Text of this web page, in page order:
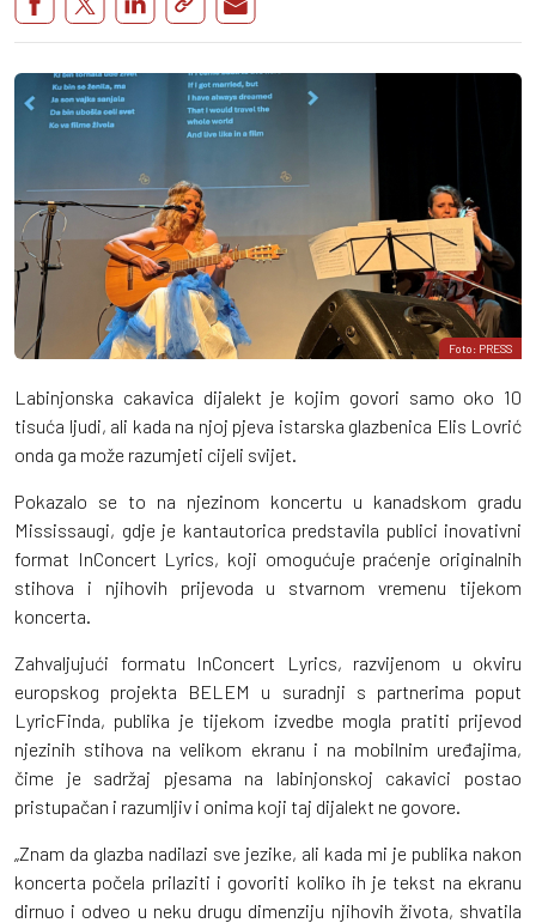
Foto: PRESS
Labinjonska cakavica dijalekt je kojim govori samo oko 10
tisuća ljudi, ali kada na njoj pjeva istarska glazbenica Elis Lovrić
onda ga može razumjeti cijeli svijet.
Pokazalo se to na njezinom koncertu u kanadskom gradu
Mississaugi, gdje je kantautorica predstavila publici inovativni
format InConcert Lyrics, koji omogućuje praćenje originalnih
stihova i njihovih prijevoda u stvarnom vremenu tijekom
koncerta.
Zahvaljujući formatu InConcert Lyrics, razvijenom u okviru
europskog projekta BELEM u suradnji s partnerima poput
LyricFinda, publika je tijekom izvedbe mogla pratiti prijevod
njezinih stihova na velikom ekranu i na mobilnim uređajima,
čime je sadržaj pjesama na labinjonskoj cakavici postao
pristupačan i razumljiv i onima koji taj dijalekt ne govore.
„Znam da glazba nadilazi sve jezike, ali kada mi je publika nakon
koncerta počela prilaziti i govoriti koliko ih je tekst na ekranu
dirnuo i odveo u neku drugu dimenziju njihovih života, shvatila